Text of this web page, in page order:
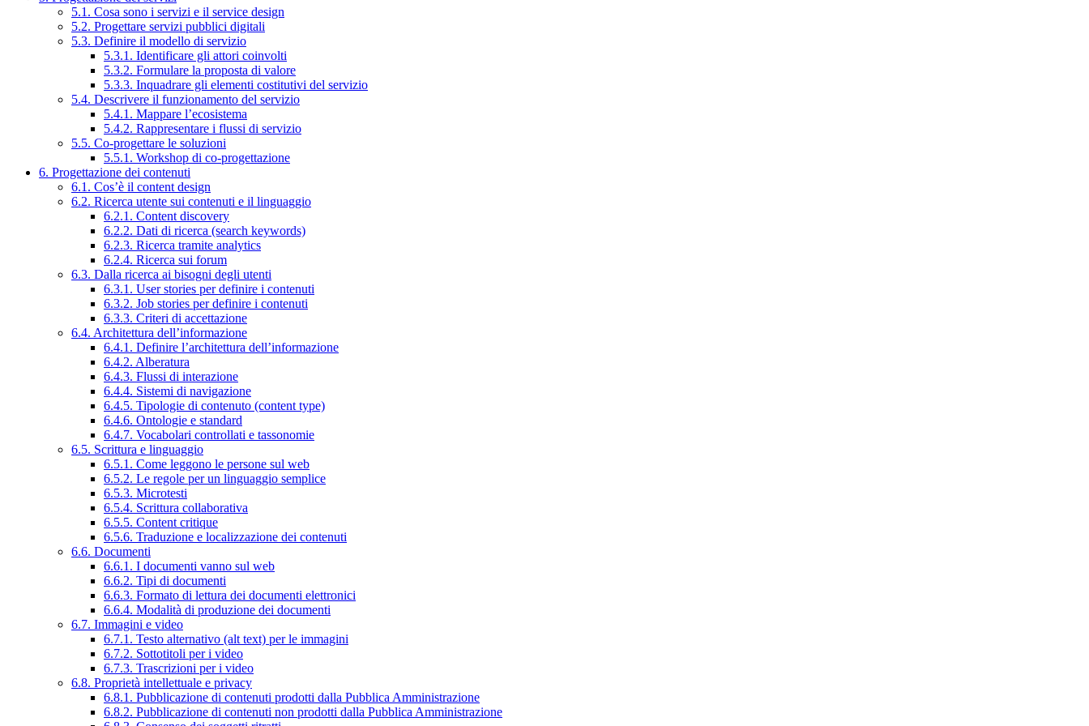
5.1. Cosa sono i servizi e il service design
5.2. Progettare servizi pubblici digitali
5.3. Definire il modello di servizio
5.3.1. Identificare gli attori coinvolti
5.3.2. Formulare la proposta di valore
5.3.3. Inquadrare gli elementi costitutivi del servizio
5.4. Descrivere il funzionamento del servizio
5.4.1. Mappare l’ecosistema
5.4.2. Rappresentare i flussi di servizio
5.5. Co-progettare le soluzioni
5.5.1. Workshop di co-progettazione
6. Progettazione dei contenuti
6.1. Cos’è il content design
6.2. Ricerca utente sui contenuti e il linguaggio
6.2.1. Content discovery
6.2.2. Dati di ricerca (search keywords)
6.2.3. Ricerca tramite analytics
6.2.4. Ricerca sui forum
6.3. Dalla ricerca ai bisogni degli utenti
6.3.1. User stories per definire i contenuti
6.3.2. Job stories per definire i contenuti
6.3.3. Criteri di accettazione
6.4. Architettura dell’informazione
6.4.1. Definire l’architettura dell’informazione
6.4.2. Alberatura
6.4.3. Flussi di interazione
6.4.4. Sistemi di navigazione
6.4.5. Tipologie di contenuto (content type)
6.4.6. Ontologie e standard
6.4.7. Vocabolari controllati e tassonomie
6.5. Scrittura e linguaggio
6.5.1. Come leggono le persone sul web
6.5.2. Le regole per un linguaggio semplice
6.5.3. Microtesti
6.5.4. Scrittura collaborativa
6.5.5. Content critique
6.5.6. Traduzione e localizzazione dei contenuti
6.6. Documenti
6.6.1. I documenti vanno sul web
6.6.2. Tipi di documenti
6.6.3. Formato di lettura dei documenti elettronici
6.6.4. Modalità di produzione dei documenti
6.7. Immagini e video
6.7.1. Testo alternativo (alt text) per le immagini
6.7.2. Sottotitoli per i video
6.7.3. Trascrizioni per i video
6.8. Proprietà intellettuale e privacy
6.8.1. Pubblicazione di contenuti prodotti dalla Pubblica Amministrazione
6.8.2. Pubblicazione di contenuti non prodotti dalla Pubblica Amministrazione